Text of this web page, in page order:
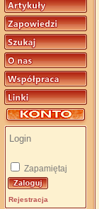
Zapamiętaj
Rejestracja